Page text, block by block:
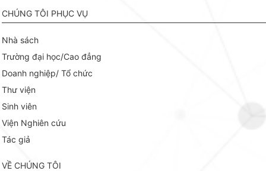
CHÚNG TÔI PHỤC VỤ
Nhà sách
Trường đại học/Cao đẳng
Doanh nghiệp/ Tổ chức
Thư viện
Sinh viên
Viện Nghiên cứu
Tác giả
VỀ CHÚNG TÔI